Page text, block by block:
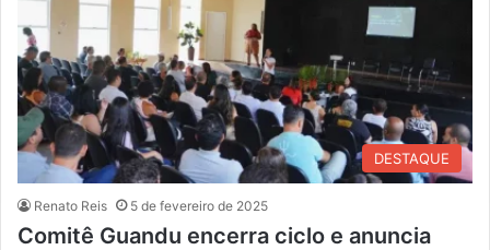
DESTAQUE
Renato Reis 5 de fevereiro de 2025
Comitê Guandu encerra ciclo e anuncia